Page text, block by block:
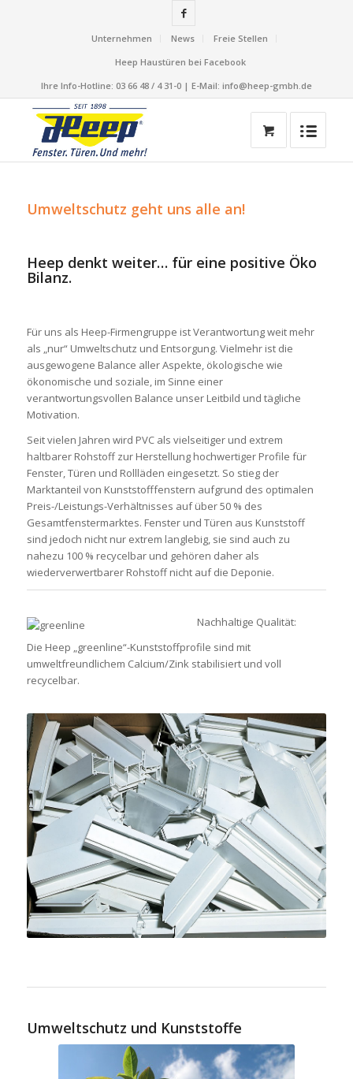
Unternehmen News
Freie Stellen
Heep Haustüren bei Facebook
Ihre Info-Hotline: 03 66 48 / 4 31-0 | E-Mail: info@heep-gmbh.de
Umweltschutz geht uns alle an!
Heep denkt weiter… für eine positive Öko
Bilanz.
Für uns als Heep-Firmengruppe ist Verantwortung weit mehr
als „nur“ Umweltschutz und Entsorgung. Vielmehr ist die
ausgewogene Balance aller Aspekte, ökologische wie
ökonomische und soziale, im Sinne einer
verantwortungsvollen Balance unser Leitbild und tägliche
Motivation.
Seit vielen Jahren wird PVC als vielseitiger und extrem
haltbarer Rohstoff zur Herstellung hochwertiger Profile für
Fenster, Türen und Rollläden eingesetzt. So stieg der
Marktanteil von Kunststofffenstern aufgrund des optimalen
Preis-/Leistungs-Verhältnisses auf über 50 % des
Gesamtfenstermarktes. Fenster und Türen aus Kunststoff
sind jedoch nicht nur extrem langlebig, sie sind auch zu
nahezu 100 % recycelbar und gehören daher als
wiederverwertbarer Rohstoff nicht auf die Deponie.
Nachhaltige Qualität:
Die Heep „greenline“-Kunststoffprofile sind mit
umweltfreundlichem Calcium/Zink stabilisiert und voll
recycelbar.
Umweltschutz und Kunststoffe